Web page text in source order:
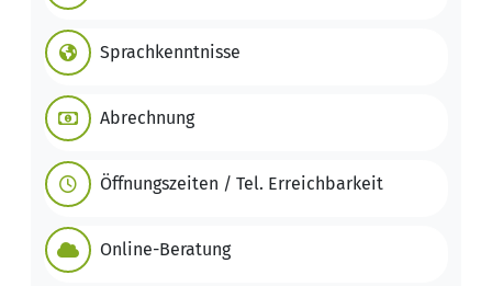
Sprachkenntnisse
Abrechnung
Öffnungszeiten / Tel. Erreichbarkeit
Online-Beratung